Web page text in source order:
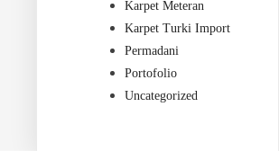
Karpet Meteran
Karpet Turki Import
Permadani
Portofolio
Uncategorized